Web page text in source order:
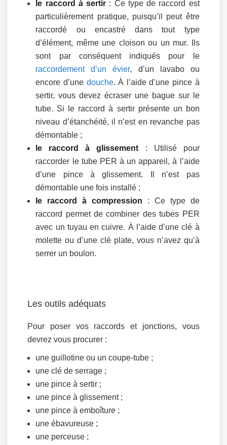
le raccord à sertir : Ce type de raccord est
particulièrement pratique, puisqu’il peut être
raccordé ou encastré dans tout type
d’élément, même une cloison ou un mur. Ils
sont par conséquent indiqués pour le
raccordement d’un évier, d’un lavabo ou
encore d’une douche. À l’aide d’une pince à
sertir, vous devez écraser une bague sur le
tube. Si le raccord à sertir présente un bon
niveau d’étanchéité, il n’est en revanche pas
démontable ;
le raccord à glissement : Utilisé pour
raccorder le tube PER à un appareil, à l’aide
d’une pince à glissement. Il n’est pas
démontable une fois installé ;
le raccord à compression : Ce type de
raccord permet de combiner des tubes PER
avec un tuyau en cuivre. À l’aide d’une clé à
molette ou d’une clé plate, vous n’avez qu’à
serrer un boulon.
Les outils adéquats
Pour poser vos raccords et jonctions, vous
devrez vous procurer :
une guillotine ou un coupe-tube ;
une clé de serrage ;
une pince à sertir ;
une pince à glissement ;
une pince à emboîture ;
une ébavureuse ;
une perceuse ;